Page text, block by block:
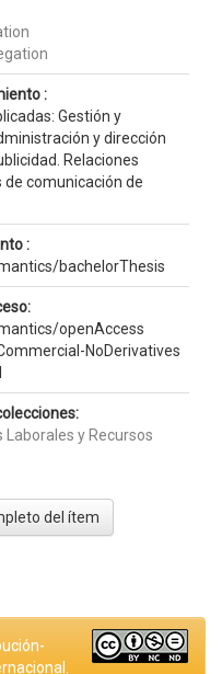
:
Gestión y
y dirección
Relaciones
de comunicación de
:
bachelorThesis
openAccess
NoDerivatives
Laborales y Recursos
del ítem